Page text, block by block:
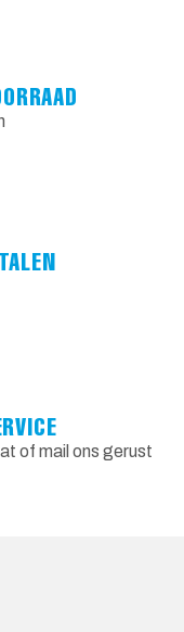
of mail ons gerust